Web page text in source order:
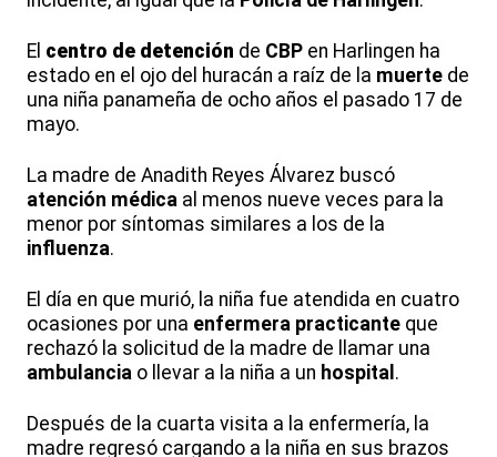
El centro de detención de CBP en Harlingen ha
estado en el ojo del huracán a raíz de la muerte de
una niña panameña de ocho años el pasado 17 de
mayo.
La madre de Anadith Reyes Álvarez buscó
atención médica al menos nueve veces para la
menor por síntomas similares a los de la
influenza.
El día en que murió, la niña fue atendida en cuatro
ocasiones por una enfermera practicante que
rechazó la solicitud de la madre de llamar una
ambulancia o llevar a la niña a un hospital .
Después de la cuarta visita a la enfermería, la
madre regresó cargando a la niña en sus brazos